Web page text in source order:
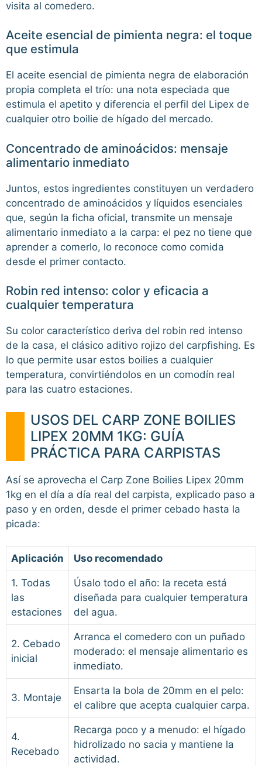
visita al comedero.
Aceite esencial de pimienta negra: el toque
que estimula
El aceite esencial de pimienta negra de elaboración
propia completa el trío: una nota especiada que
estimula el apetito y diferencia el perfil del Lipex de
cualquier otro boilie de hígado del mercado.
Concentrado de aminoácidos: mensaje
alimentario inmediato
Juntos, estos ingredientes constituyen un verdadero
concentrado de aminoácidos y líquidos esenciales
que, según la ficha oficial, transmite un mensaje
alimentario inmediato a la carpa: el pez no tiene que
aprender a comerlo, lo reconoce como comida
desde el primer contacto.
Robin red intenso: color y eficacia a
cualquier temperatura
Su color característico deriva del robin red intenso
de la casa, el clásico aditivo rojizo del carpfishing. Es
lo que permite usar estos boilies a cualquier
temperatura, convirtiéndolos en un comodín real
para las cuatro estaciones.
USOS DEL CARP ZONE BOILIES
LIPEX 20MM 1KG: GUÍA
PRÁCTICA PARA CARPISTAS
Así se aprovecha el Carp Zone Boilies Lipex 20mm
1kg en el día a día real del carpista, explicado paso a
paso y en orden, desde el primer cebado hasta la
picada:
Aplicación Uso recomendado
1. Todas
las
estaciones
Úsalo todo el año: la receta está
diseñada para cualquier temperatura
del agua.
2. Cebado
inicial
Arranca el comedero con un puñado
moderado: el mensaje alimentario es
inmediato.
3. Montaje
Ensarta la bola de 20mm en el pelo:
el calibre que acepta cualquier carpa.
4.
Recebado
Recarga poco y a menudo: el hígado
hidrolizado no sacia y mantiene la
actividad.